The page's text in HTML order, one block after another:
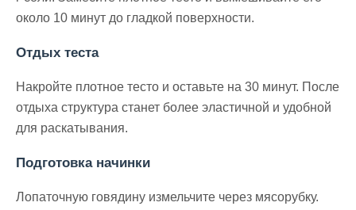
около 10 минут до гладкой поверхности.
Отдых теста
Накройте плотное тесто и оставьте на 30 минут. После
отдыха структура станет более эластичной и удобной
для раскатывания.
Подготовка начинки
Лопаточную говядину измельчите через мясорубку.